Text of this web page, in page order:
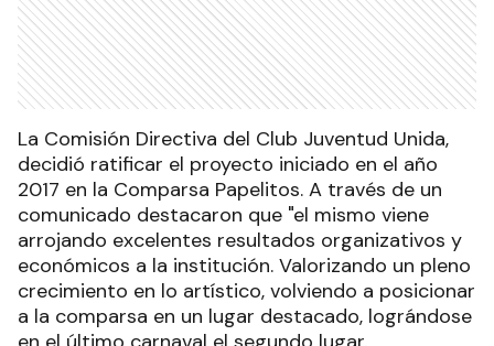
La Comisión Directiva del Club Juventud Unida,
decidió ratificar el proyecto iniciado en el año
2017 en la Comparsa Papelitos. A través de un
comunicado destacaron que "el mismo viene
arrojando excelentes resultados organizativos y
económicos a la institución. Valorizando un pleno
crecimiento en lo artístico, volviendo a posicionar
a la comparsa en un lugar destacado, lográndose